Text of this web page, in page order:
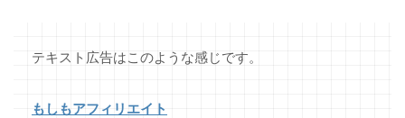
テキスト広告はこのような感じです。
もしもアフィリエイト